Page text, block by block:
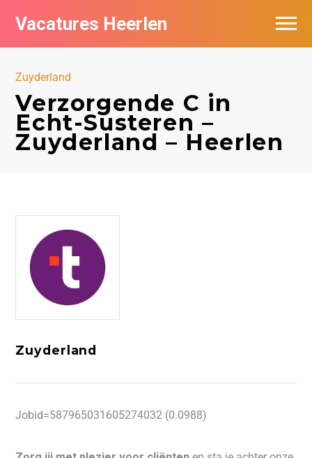
Vacatures Heerlen
Zuyderland
Verzorgende C in
Echt-Susteren –
Zuyderland – Heerlen
Zuyderland
Jobid=587965031605274032 (0.0988)
Vacatures per bedrijf in Heerlen
De populairste vacatures in Heerlen